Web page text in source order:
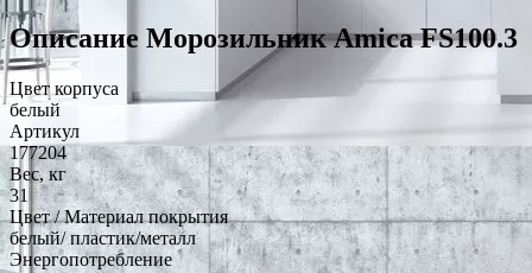
Описание Морозильник Amica FS100.3
Цвет корпуса
белый
Артикул
177204
Вес, кг
31
Цвет / Материал покрытия
белый/ пластик/металл
Энергопотребление